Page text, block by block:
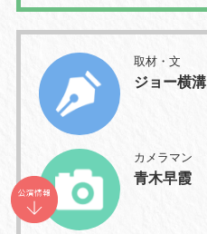
取材・文
ジョー横溝
カメラマン
青木早霞